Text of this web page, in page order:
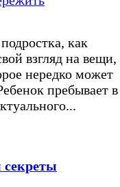
как
взгляд на вещи,
нередко может
пребывает в